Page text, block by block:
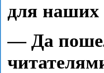
для наших
— Да